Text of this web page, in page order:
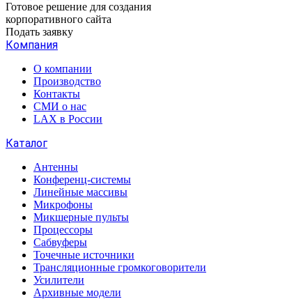
Готовое решение для создания
корпоративного сайта
Подать заявку
Компания
О компании
Производство
Контакты
СМИ о нас
LAX в России
Каталог
Антенны
Конференц-системы
Линейные массивы
Микрофоны
Микшерные пульты
Процессоры
Сабвуферы
Точечные источники
Трансляционные громкоговорители
Усилители
Архивные модели